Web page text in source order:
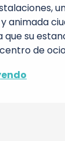
animada
que su
de ocio